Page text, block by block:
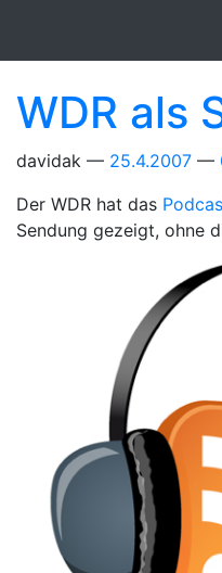
WDR als
davidak 25.4.2007
Der WDR hat das
Sendung gezeigt, ohne